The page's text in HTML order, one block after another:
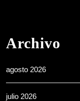
Archivo
agosto 2026
julio 2026